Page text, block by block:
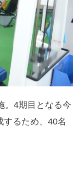
。4期目となる今
するため、40名